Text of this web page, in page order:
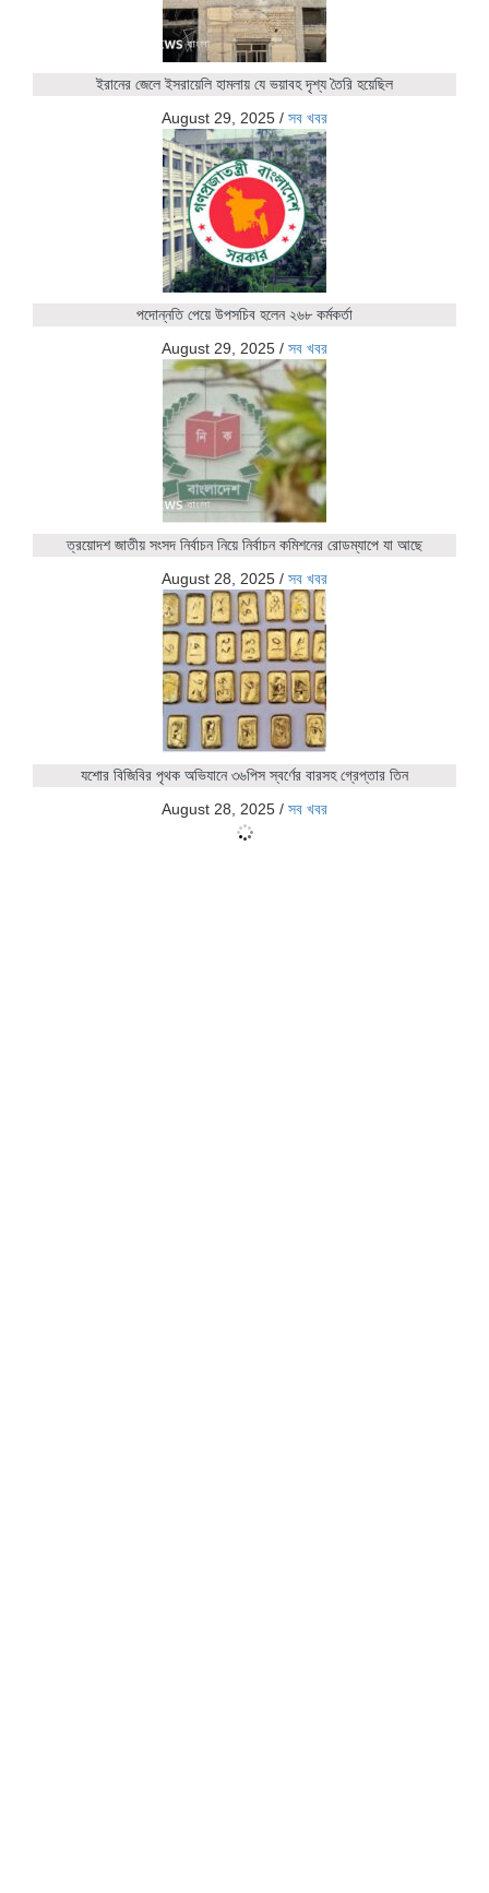
ইরানের জেলে ইসরায়েলি হামলায় যে ভয়াবহ দৃশ্য তৈরি হয়েছিল
August 29, 2025 / সব খবর
পদোন্নতি পেয়ে উপসচিব হলেন ২৬৮ কর্মকর্তা
August 29, 2025 / সব খবর
ত্রয়োদশ জাতীয় সংসদ নির্বাচন নিয়ে নির্বাচন কমিশনের রোডম্যাপে যা আছে
August 28, 2025 / সব খবর
যশোর বিজিবির পৃথক অভিযানে ৩৬পিস স্বর্ণের বারসহ গ্রেপ্তার তিন
August 28, 2025 / সব খবর